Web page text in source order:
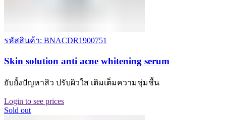
รหัสสินค้า: BNACDR1900751
Skin solution anti acne whitening serum
ยับยั้งปัญหาสิว ปรับผิวใส เติมเต็มความชุ่มชื้น
Login to see prices
Sold out